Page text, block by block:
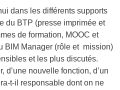
dans les différents supports
du BTP (presse imprimée et
de formation, MOOC et
BIM Manager (rôle et mission)
et les plus discutés.
d’une nouvelle fonction, d’un
t-il responsable dont on ne